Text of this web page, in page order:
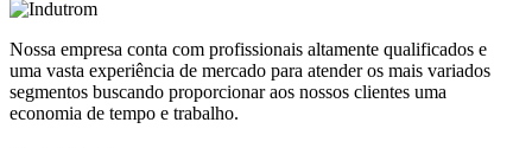
Nossa empresa conta com profissionais altamente qualificados e
uma vasta experiência de mercado para atender os mais variados
segmentos buscando proporcionar aos nossos clientes uma
economia de tempo e trabalho.